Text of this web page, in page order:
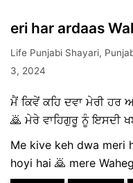
eri har ardaas
Life Punjabi Shayari,
3, 2024
ਮੈਂ ਕਿਵੇਂ ਕਹਿ ਦਵਾ ਮੇਰੀ ਹਰ
🙇 ਮੇਰੇ ਵਾਹਿਗੁਰੂ ਨੂੰ ਇਸਦੀ
Me kive keh dwa meri
hoyi hai 🙇 mere